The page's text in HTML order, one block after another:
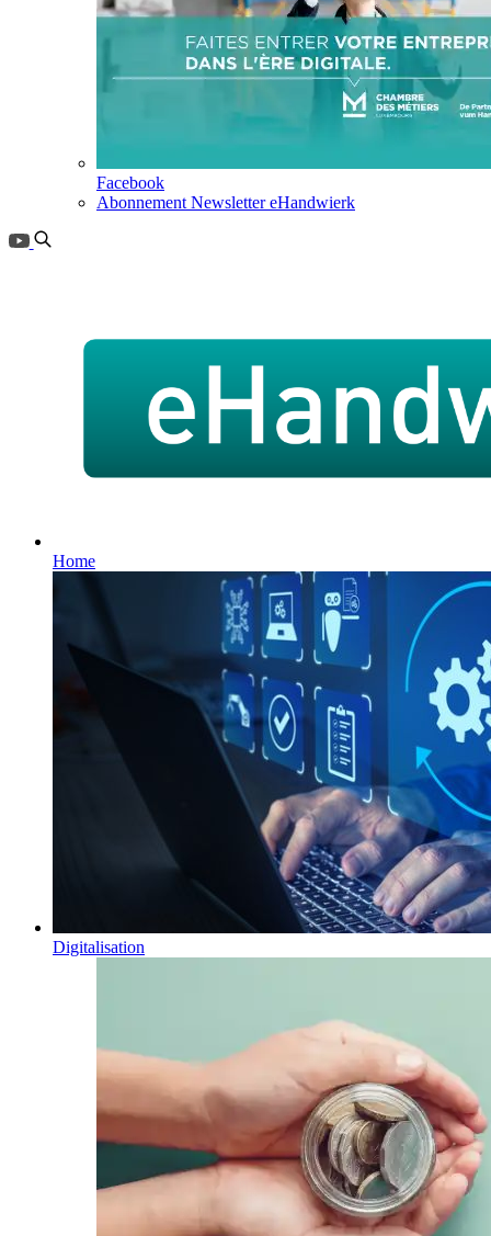
Facebook
Abonnement Newsletter eHandwierk
Home
Digitalisation